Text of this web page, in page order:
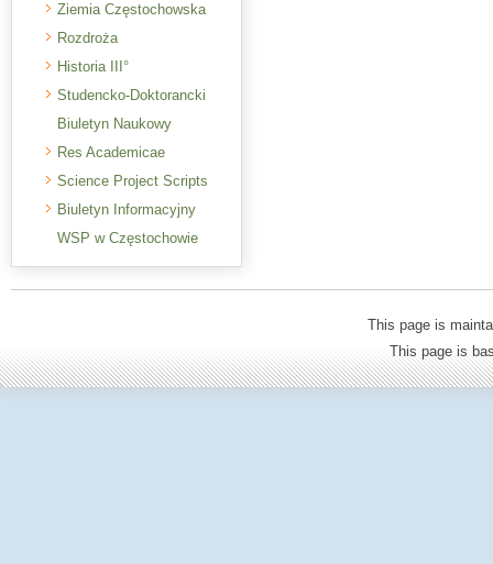
Ziemia Częstochowska
Rozdroża
Historia III°
Studencko-Doktorancki
Biuletyn Naukowy
Res Academicae
Science Project Scripts
Biuletyn Informacyjny
WSP w Częstochowie
This page is
This page is